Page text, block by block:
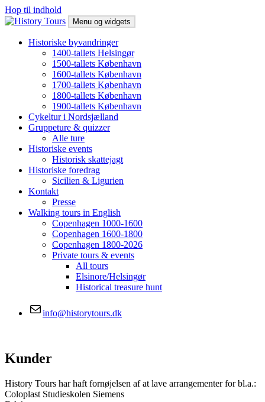
Hop til indhold
History Tours
Byvandring i København og Helsingør, historisk gåtur
Menu og widgets
Historiske byvandringer
1400-tallets Helsingør
1500-tallets København
1600-tallets København
1700-tallets København
1800-tallets København
1900-tallets København
Cykeltur i Nordsjælland
Gruppeture & quizzer
Alle ture
Historiske events
Historisk skattejagt
Historiske foredrag
Sicilien & Ligurien
Kontakt
Presse
Walking tours in English
Copenhagen 1000-1600
Copenhagen 1600-1800
Copenhagen 1800-2026
Private tours & events
All tours
Elsinore/Helsingør
Historical treasure hunt
info@historytours.dk
Kunder
History Tours har haft fornøjelsen af at lave arrangementer for bl.a.:
Coloplast Studieskolen Siemens